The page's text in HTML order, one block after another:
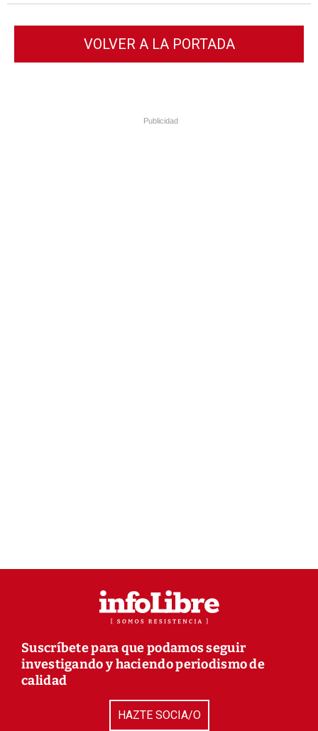
VOLVER A LA PORTADA
Publicidad
Suscríbete para que podamos seguir
investigando y haciendo periodismo de
calidad
HAZTE SOCIA/O